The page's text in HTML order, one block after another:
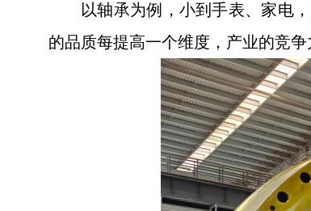
以轴承为例，小到手表、家电
的品质每提高一个维度，产业的竞争